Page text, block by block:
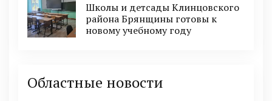
Школы и детсады Клинцовского
района Брянщины готовы к
новому учебному году
Областные новости